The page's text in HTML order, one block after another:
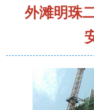
外滩明珠